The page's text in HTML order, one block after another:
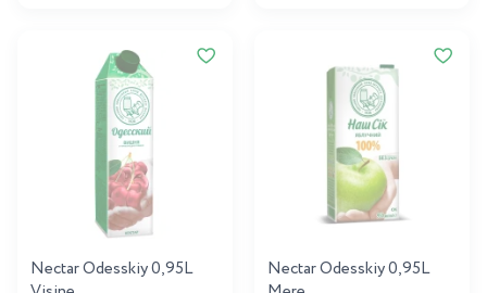
Nectar Odesskiy 0,95L
Nectar Odesskiy 0,95L